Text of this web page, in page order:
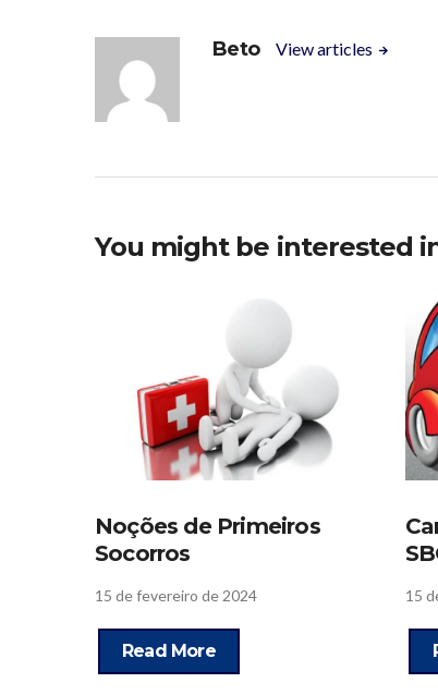
Beto View articles
You might be interested
Noções de Primeiros
Socorros
15 de fevereiro de 2024
Read More
15